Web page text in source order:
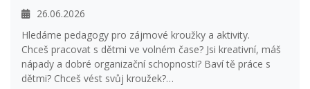
Chceš pracovat s dětmi ve volném čase? Jsi kreativní, máš
nápady a dobré organizační schopnosti? Baví tě práce s
dětmi? Chceš vést svůj kroužek?
AKTUÁLNĚ NABÍZÍME: Pracovní pozice - pomocné
administrativní činnosti při TS Oliver- úvazek 0,25